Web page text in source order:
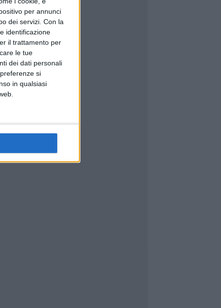
per annunci
dei servizi. Con la
identificazione
il trattamento per
le tue
dei dati personali
si
in qualsiasi